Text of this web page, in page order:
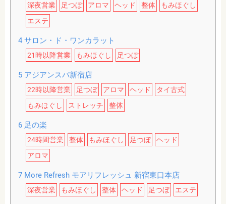
深夜営業 足つぼ アロマ ヘッド 整体
もみほぐし
エステ
4サロン・ド・ワンカラット
21時以降営業 もみほぐし 足つぼ
5アジアンスパ新宿店
22時以降営業 足つぼ アロマ ヘッド
タイ古式
もみほぐし
ストレッチ 整体
6足の楽
24時間営業 整体 もみほぐし 足つぼ
ヘッド
アロマ
7More Refresh モアリフレッシュ 新宿東口本店
深夜営業 もみほぐし 整体 ヘッド 足つぼ エステ